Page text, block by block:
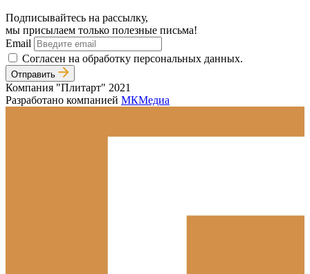
Подписывайтесь на рассылку,
мы присылаем только полезные письма!
Email
Согласен на обработку персональных данных.
Отправить
Компания "Плитарт" 2021
Разработано компанией МКМедиа